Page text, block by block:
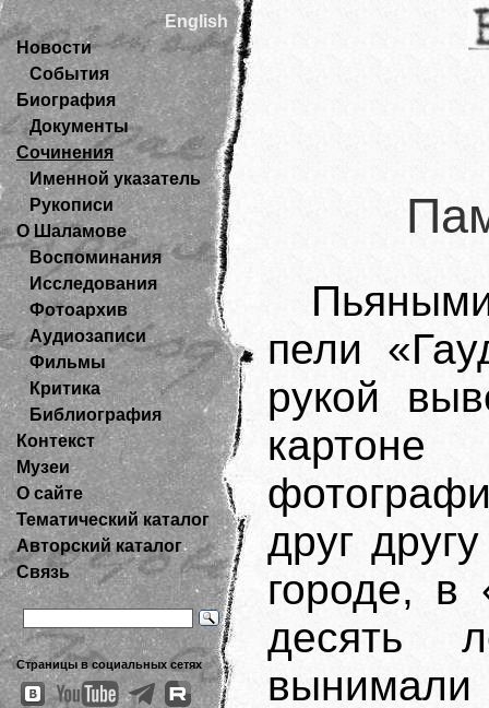
English
Новости
События
Биография
Документы
Сочинения
Именной указатель
Рукописи
О Шаламове
Воспоминания
Исследования
Фотоархив
Аудиозаписи
Фильмы
Критика
Библиография
Контекст
Музеи
О сайте
Тематический каталог
Авторский каталог
Связь
Страницы в социальных сетях
пели
рукой
друг
городе, в
десять